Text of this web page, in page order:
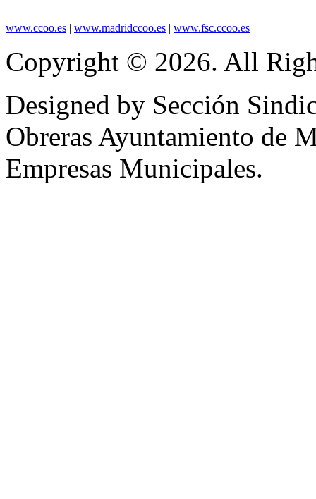
www.ccoo.es | www.madridccoo.es | www.fsc.ccoo.es
Copyright © 2026. All
Designed by Sección
Obreras Ayuntamiento de
Empresas Municipales.